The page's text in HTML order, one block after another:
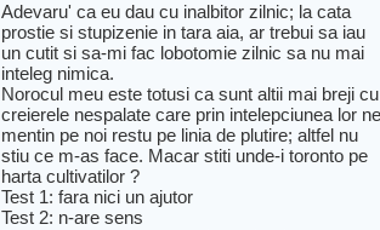
Adevaru' ca eu dau cu inalbitor zilnic; la cata
prostie si stupizenie in tara aia, ar trebui sa iau
un cutit si sa-mi fac lobotomie zilnic sa nu mai
inteleg nimica.
Norocul meu este totusi ca sunt altii mai breji cu
creierele nespalate care prin intelepciunea lor ne
mentin pe noi restu pe linia de plutire; altfel nu
stiu ce m-as face. Macar stiti unde-i toronto pe
harta cultivatilor ?
Test 1: fara nici un ajutor
Test 2: n-are sens